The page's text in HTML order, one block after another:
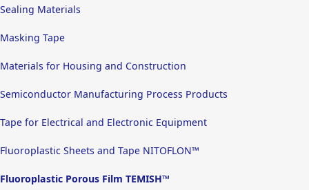
Sealing Materials
Masking Tape
Materials for Housing and Construction
Semiconductor Manufacturing Process Products
Tape for Electrical and Electronic Equipment
Fluoroplastic Sheets and Tape NITOFLON™
Fluoroplastic Porous Film TEMISH™